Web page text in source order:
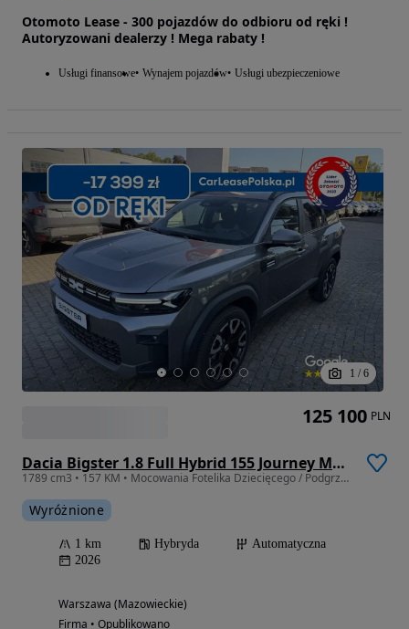
Otomoto Lease - 300 pojazdów do odbioru od ręki !
Autoryzowani dealerzy ! Mega rabaty !
Usługi finansowe Wynajem pojazdów Usługi ubezpieczeniowe
1 / 6
Dacia Bigster 1.8 Full Hybrid 155 Journey MMT
1789 cm3 • 157 KM • Mocowania Fotelika Dziecięcego / Podgrzewane Fotele i Kierownica
Wyróżnione
1 km Hybryda
Automatyczna
2026
Warszawa (Mazowieckie)
Firma • Opublikowano
125 100 PLN